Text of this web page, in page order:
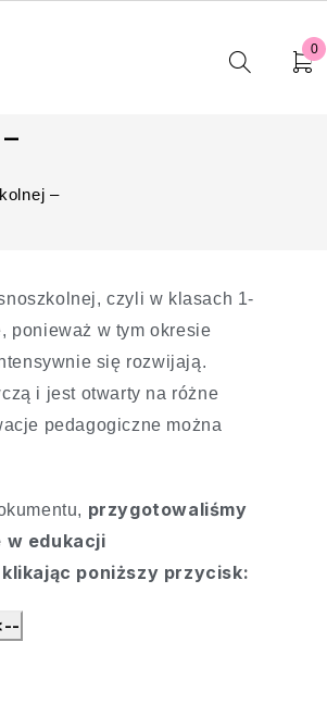
0
–
czyli w klasach 1-
ponieważ w tym okresie
się rozwijają.
i jest otwarty na różne
pedagogiczne można
przygotowaliśmy
w edukacji
klikając poniższy przycisk: